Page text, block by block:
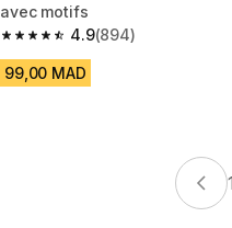
avec motifs
4.9
4.9 out of 5 stars from 894
(894)
99,00 MAD
1